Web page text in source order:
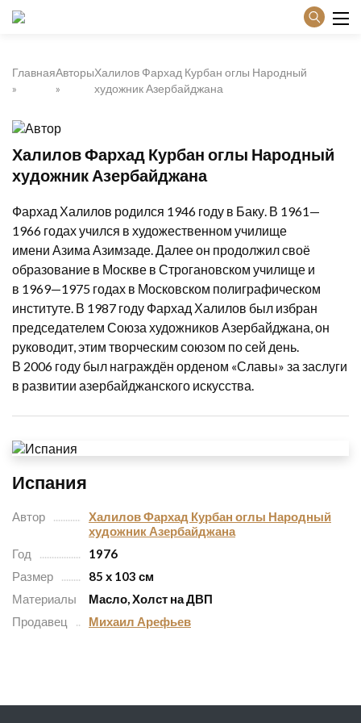
ГлавнаяАвторыХалилов Фархад Курбан оглы Народный
художник Азербайджана
Халилов Фархад Курбан оглы Народный
художник Азербайджана
Фархад Халилов родился 1946 году в Баку. В 1961—
1966 годах учился в художественном училище
имени Азима Азимзаде. Далее он продолжил своё
образование в Москве в Строгановском училище и
в 1969—1975 годах в Московском полиграфическом
институте. В 1987 году Фархад Халилов был избран
председателем Союза художников Азербайджана, он
руководит, этим творческим союзом по сей день.
В 2006 году был награждён орденом «Славы» за заслуги
в развитии азербайджанского искусства.
Испания
Автор
Халилов Фархад Курбан оглы Народный
художник Азербайджана
Год
1976
Размер
85 х 103 см
Материалы
Масло, Холст на ДВП
Продавец
Михаил Арефьев